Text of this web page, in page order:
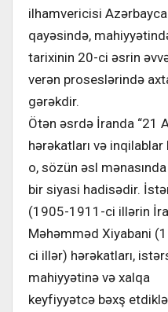
ilhamvericisi
qayəsində,
tarixinin 20-ci əsrin
verən proseslərində
gərəkdir.
Ötən əsrdə İranda “21
hərəkatları və inqilablar
o, sözün əsl
bir siyasi hadisədir.
(1905-1911-ci illərin
Məhəmməd Xiyabani
ci illər) hərəkatları,
mahiyyətinə və xalqa
keyfiyyətcə bəxş